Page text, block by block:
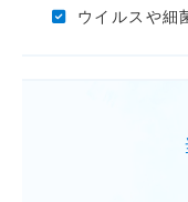
ウイルスや細